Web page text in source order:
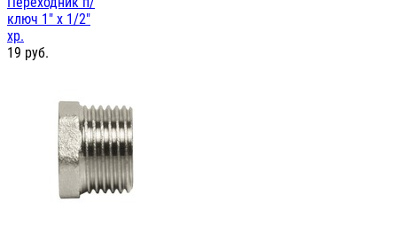
ключ 1" х 1/2"
хр.
19 руб.